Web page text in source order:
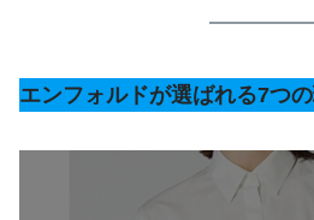
エンフォルドが選ばれる7つ